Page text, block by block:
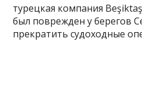
турецкая компания
был поврежден у берегов
прекратить судоходные